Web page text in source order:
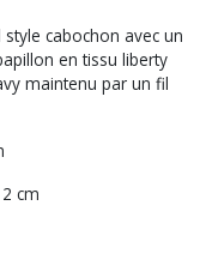
cabochon avec un
en tissu liberty
maintenu par un fil
cm